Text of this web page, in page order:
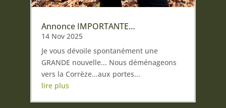
Annonce IMPORTANTE…
14 Nov 2025
Je vous dévoile spontanément une
GRANDE nouvelle... Nous déménageons
vers la Corrèze...aux portes...
lire plus